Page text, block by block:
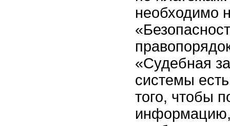
необходимо
«Судебная
системы
того, чтобы
информацию,